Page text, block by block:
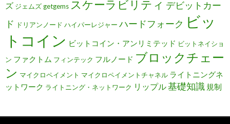
ズ ジェムズ getgems スケーラビリティ デビットカー
ド ドリアンノード ハイパーレジャー ハードフォーク ビッ
トコイン ビットコイン・アンリミテッド ビットネイショ
ン ファクトム フィンテック フルノード ブロックチェー
ン マイクロペイメント マイクロペイメントチャネル ライトニングネ
ットワーク ライトニング・ネットワーク リップル基礎知識 規制